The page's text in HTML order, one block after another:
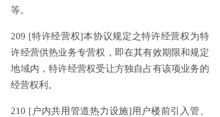
等。
209 [特许经营权]本协议规定之特许经营权为特
许经营供热业务专营权，即在其有效期限和规定
地域内，特许经营权受让方独自占有该项业务的
经营权利。
210 [户内共用管道热力设施]用户楼前引入管、